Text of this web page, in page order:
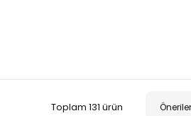
Toplam 131 ürün